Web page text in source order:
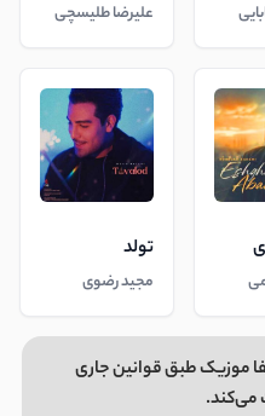
علیرضا طلیسچی
تولد
مجید رضوی
موزیک طبق قوانین جاری
می‌کند.